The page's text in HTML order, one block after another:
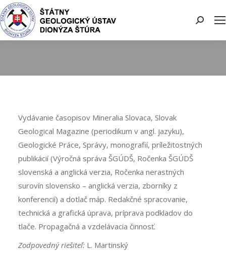
Search:
Vydávanie časopisov Mineralia Slovaca, Slovak
Geological Magazine (periodikum v angl. jazyku),
Geologické Práce, Správy, monografií, príležitostných
publikácií (Výročná správa ŠGÚDŠ, Ročenka ŠGÚDŠ
slovenská a anglická verzia, Ročenka nerastných
surovín slovensko – anglická verzia, zborníky z
konferencií) a dotlač máp. Redakčné spracovanie,
technická a grafická úprava, príprava podkladov do
tlače. Propagačná a vzdelávacia činnosť.
Zodpovedný riešiteľ:L. Martinský